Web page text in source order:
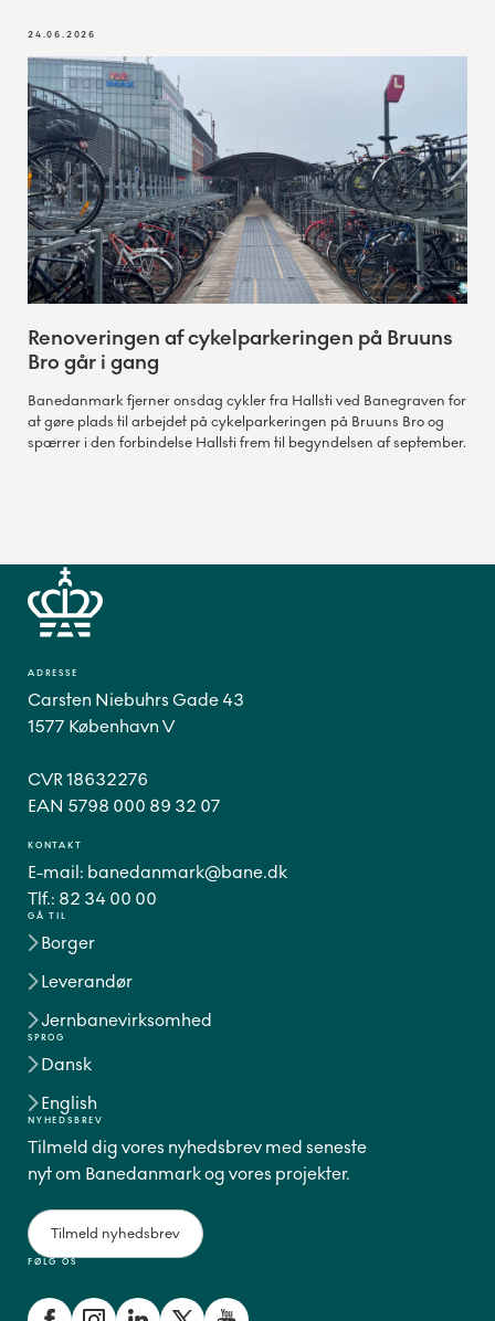
24.06.2026
Renoveringen af cykelparkeringen på Bruuns
Bro går i gang
Banedanmark fjerner onsdag cykler fra Hallsti ved Banegraven for
at gøre plads til arbejdet på cykelparkeringen på Bruuns Bro og
spærrer i den forbindelse Hallsti frem til begyndelsen af september.
GÅ TIL
Borger
Leverandør
Jernbanevirksomhed
SPROG
Dansk
English
FØLG OS
ADRESSE
Carsten Niebuhrs Gade 43
1577 København V
CVR 18632276
EAN 5798 000 89 32 07
KONTAKT
E-mail: banedanmark@bane.dk
Tlf.: 82 34 00 00
NYHEDSBREV
Tilmeld dig vores nyhedsbrev med seneste
nyt om Banedanmark og vores projekter.
Tilmeld nyhedsbrev